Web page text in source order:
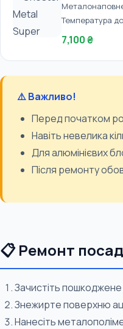
Температура
7,100 ₴
⚠️ Важливо!
Перед початком
Навіть невелика
Для алюмінієвих
Після ремонту
📋 Ремонт
Зачистіть
Знежирте поверхню
Нанесіть